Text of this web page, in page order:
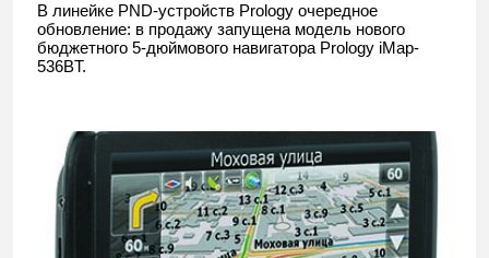
В линейке PND-устройств Prology очередное
обновление: в продажу запущена модель нового
бюджетного 5-дюймового навигатора Prology iMap-
536BT.